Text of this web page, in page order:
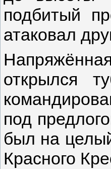
подбитый
атаковал
открылся
под
был на
Красного